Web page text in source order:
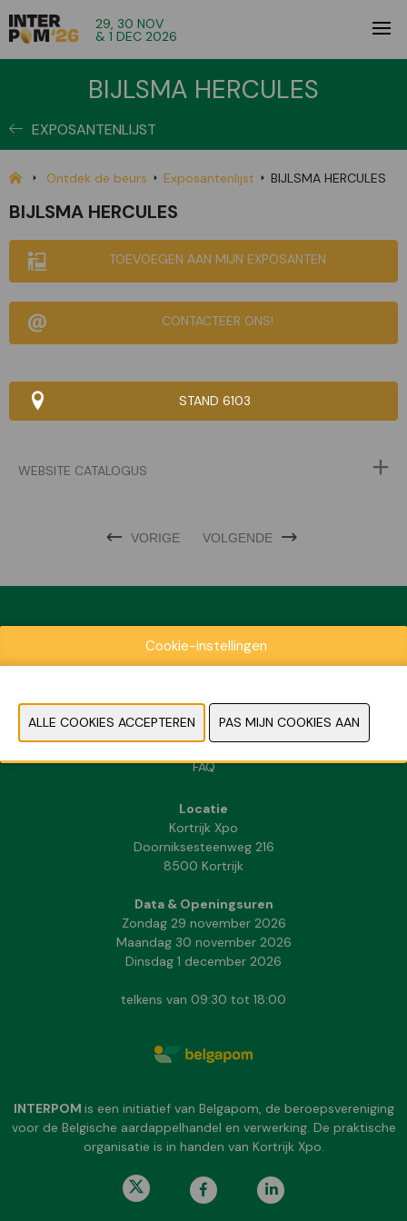
29, 30 NOV
& 1 DEC 2026
BIJLSMA HERCULES
EXPOSANTENLIJST
Ontdek de beurs Exposantenlijst BIJLSMA HERCULES
BIJLSMA HERCULES
TOEVOEGEN AAN MIJN EXPOSANTEN
CONTACTEER ONS!
STAND 6103
WEBSITE CATALOGUS
VORIGE VOLGENDE
Exposantenlijst
Contact
Pers- en beeldmateriaal
FAQ
Locatie
Kortrijk Xpo
Doorniksesteenweg 216
8500 Kortrijk
Data & Openingsuren
Zondag 29 november 2026
Maandag 30 november 2026
Dinsdag 1 december 2026
telkens van 09:30 tot 18:00
INTERPOM is een initiatief van Belgapom, de beroepsvereniging
voor de Belgische aardappelhandel en verwerking. De praktische
organisatie is in handen van Kortrijk Xpo.
Cookie-instellingen